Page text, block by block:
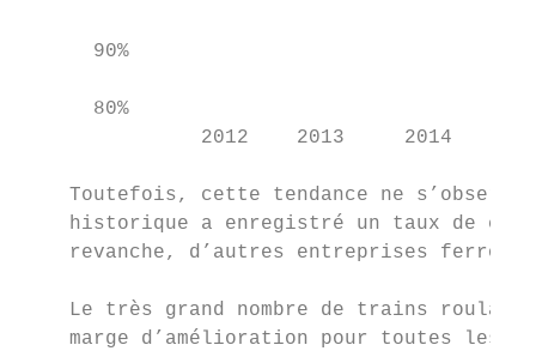
      90%
      80%
2012    2013     2014
Toutefois, cette tendance ne
historique a enregistré un taux de
revanche, d’autres entreprises
Le très grand nombre de trains
marge d’amélioration pour toutes les